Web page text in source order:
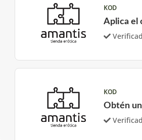
KOD
Aplica el
KOD
Obtén